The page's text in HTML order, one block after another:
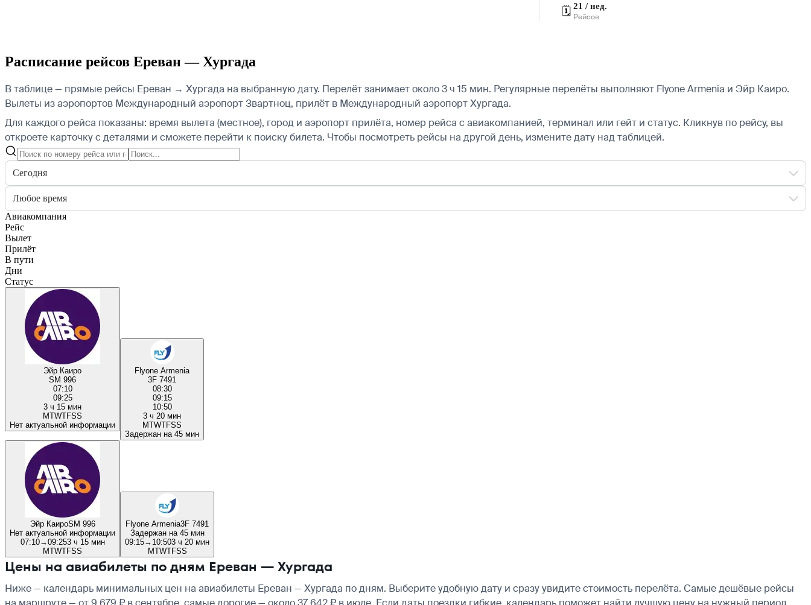
🗓️ 21 / нед.
Рейсов
Расписание рейсов Ереван — Хургада
В таблице — прямые рейсы Ереван → Хургада на выбранную дату. Перелёт занимает около 3 ч 15 мин. Регулярные перелёты выполняют Flyone Armenia и Эйр Каиро.
Вылеты из аэропортов Международный аэропорт Звартноц, прилёт в Международный аэропорт Хургада.
Для каждого рейса показаны: время вылета (местное), город и аэропорт прилёта, номер рейса с авиакомпанией, терминал или гейт и статус. Кликнув по рейсу, вы
откроете карточку с деталями и сможете перейти к поиску билета. Чтобы посмотреть рейсы на другой день, измените дату над таблицей.
Сегодня
Любое время
Авиакомпания
Рейс
Вылет
Прилёт
В пути
Дни
Статус
Эйр Каиро
SM 996
07:10
09:25
3 ч 15 мин
MTWTFSS
Нет актуальной информации
Flyone Armenia
3F 7491
08:30
09:15
10:50
3 ч 20 мин
MTWTFSS
Задержан на 45 мин
Эйр КаироSM 996
Нет актуальной информации
07:10→09:253 ч 15 мин
MTWTFSS
Flyone Armenia3F 7491
Задержан на 45 мин
09:15→ 10:503 ч 20 мин
MTWTFSS
Цены на авиабилеты по дням Ереван — Хургада
Ниже — календарь минимальных цен на авиабилеты Ереван — Хургада по дням. Выберите удобную дату и сразу увидите стоимость перелёта. Самые дешёвые рейсы